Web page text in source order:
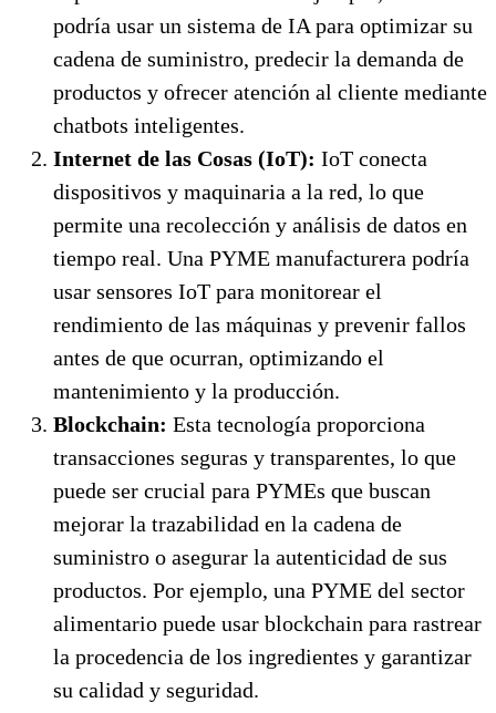
podría usar un sistema de IA para optimizar su
cadena de suministro, predecir la demanda de
productos y ofrecer atención al cliente mediante
chatbots inteligentes.
Internet de las Cosas (IoT): IoT conecta
dispositivos y maquinaria a la red, lo que
permite una recolección y análisis de datos en
tiempo real. Una PYME manufacturera podría
usar sensores IoT para monitorear el
rendimiento de las máquinas y prevenir fallos
antes de que ocurran, optimizando el
mantenimiento y la producción.
Blockchain: Esta tecnología proporciona
transacciones seguras y transparentes, lo que
puede ser crucial para PYMEs que buscan
mejorar la trazabilidad en la cadena de
suministro o asegurar la autenticidad de sus
productos. Por ejemplo, una PYME del sector
alimentario puede usar blockchain para rastrear
la procedencia de los ingredientes y garantizar
su calidad y seguridad.